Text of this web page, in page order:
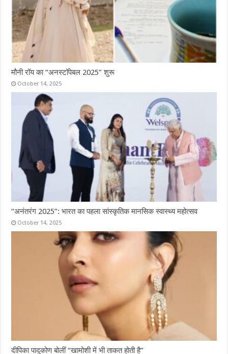
मौनी रॉय का “अनस्टॉपेबल 2025” शुरू
October 14, 2025
“अनंतरंग 2025”: भारत का पहला सांस्कृतिक मानसिक स्वास्थ्य महोत्सव
October 14, 2025
दीपिका पादुकोण बोलीं “खामोशी में भी ताकत होती है”